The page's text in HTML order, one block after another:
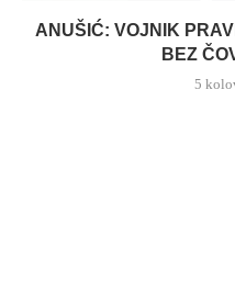
ANUŠIĆ: VOJNIK
BEZ
5